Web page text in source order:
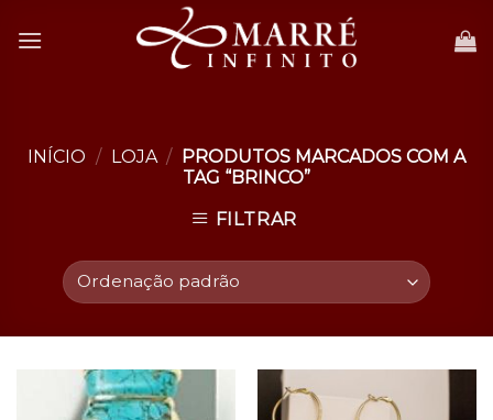
INÍCIO / LOJA / PRODUTOS MARCADOS COM A
TAG “BRINCO”
FILTRAR